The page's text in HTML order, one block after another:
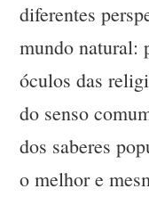
diferentes
mundo natural:
óculos das
do senso
dos saberes
o melhor e